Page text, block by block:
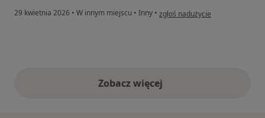
29 kwietnia 2026 • W innym miejscu • Inny • w opinii użytkownika Maria
zgłoś nadużycie
Zobacz więcejopinie powyżej